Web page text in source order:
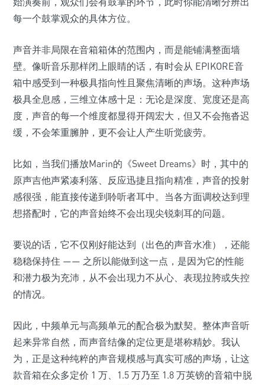
每一个鼓掌观众的具体方位。
声音并非局限在音箱箱体的范围内，而是能铺满整面墙
壁。像听音乐那样闭上眼睛的话，有时会从 EPIKORE音
箱中感受到一种极具指向性且聚焦清晰的声场。这种声场
极具全息感，三维立体感十足：无论是深度、宽度还是高
度，声音的每一个维度都显得开阔宏大，但又不会拖沓迟
缓，不会笨重臃肿，更不会让人产生听觉疲劳。
比如，当我们播放Marin的《Sweet Dreams》时，其中的
原声吉他声紧凑利落、反应迅捷且指向精准，声音的投射
感很强，能直接传递到聆听者耳中。当各方面调校达到理
想搭配时，它的声音始终不会出现尖锐刺耳的问题。
要说的话，它不仅刚好能达到（出色的声音水准），还能
稳稳保持住 —— 之所以能做到这一点，是因为它的性能
和潜力极为充沛，从不会出现力不从心、表现拉胯或失控
的情况。
因此，中频单元与高频单元的配合极为默契。整体声音听
起来异常自然，而声音结像的定位更是堪称精妙。我认
为，正是这种纯粹的声音规模感与真实可感的声场，让这
款音箱在众多定价 1 万、1.5 万乃至 1.8 万英镑的音箱中脱